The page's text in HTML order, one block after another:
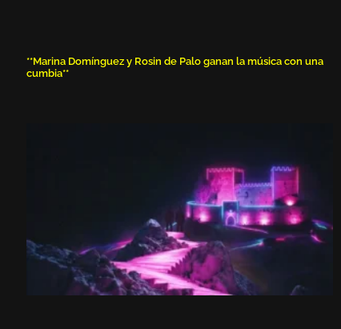
**Marina Domínguez y Rosin de Palo ganan la música con una
cumbia**